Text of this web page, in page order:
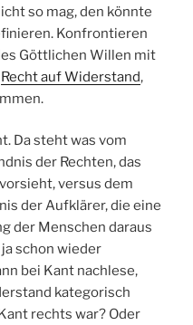
so mag, den könnte
Konfrontieren
Göttlichen Willen mit
Recht auf Widerstand,
Da steht was vom
der Rechten, das
versus dem
der Aufklärer, die eine
der Menschen daraus
schon wieder
bei Kant nachlese,
kategorisch
rechts war? Oder